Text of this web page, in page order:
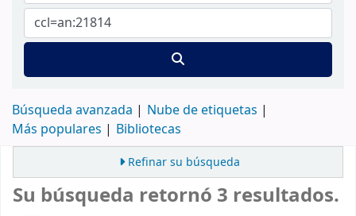
Búsqueda avanzada
Nube de etiquetas
Más populares
Bibliotecas
Refinar su búsqueda
Su búsqueda retornó 3 resultados.